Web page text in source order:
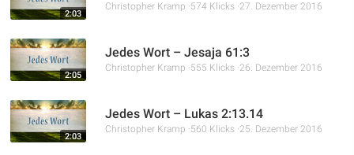
2:03
Christopher Kramp 574 Klicks 27. Dezember 2016
2:05
Jedes Wort – Jesaja 61:3
Christopher Kramp 555 Klicks 26. Dezember 2016
2:03
Jedes Wort – Lukas 2:13.14
Christopher Kramp 560 Klicks 25. Dezember 2016